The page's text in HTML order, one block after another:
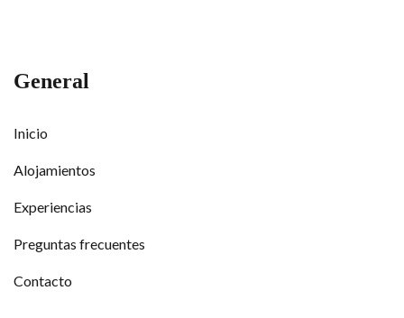
General
Inicio
Alojamientos
Experiencias
Preguntas frecuentes
Contacto